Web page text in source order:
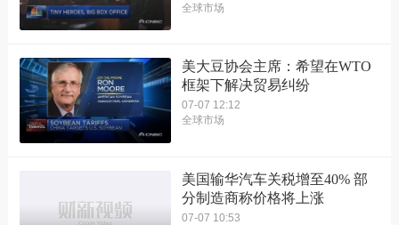
全球市场
美大豆协会主席：希望在WTO
框架下解决贸易纠纷
07-07 12:12
全球市场
美国输华汽车关税增至40% 部
分制造商称价格将上涨
07-07 10:53